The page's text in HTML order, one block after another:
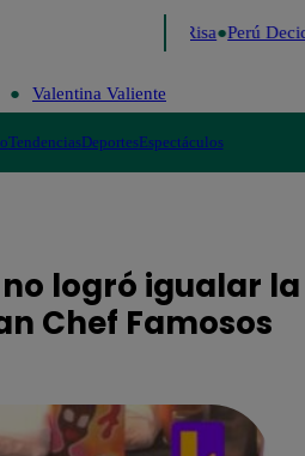
Me Caigo de Risa Perú
Valentina Valiente
TendenciasDeportesEspectáculos
logró igualar la
Chef Famosos